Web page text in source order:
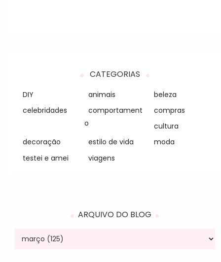
CATEGORIAS
DIY animais
beleza
celebridades
comportament
o
compras
cultura
decoração
estilo de vida
moda
testei e amei
viagens
ARQUIVO DO BLOG